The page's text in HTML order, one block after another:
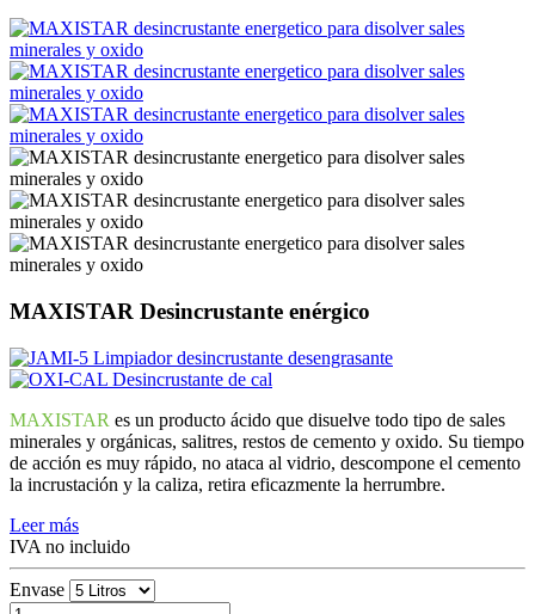
MAXISTAR Desincrustante enérgico
MAXISTAR es un producto ácido que disuelve todo tipo de sales
minerales y orgánicas, salitres, restos de cemento y oxido. Su tiempo
de acción es muy rápido, no ataca al vidrio, descompone el cemento
la incrustación y la caliza, retira eficazmente la herrumbre.
Leer más
IVA no incluido
Envase